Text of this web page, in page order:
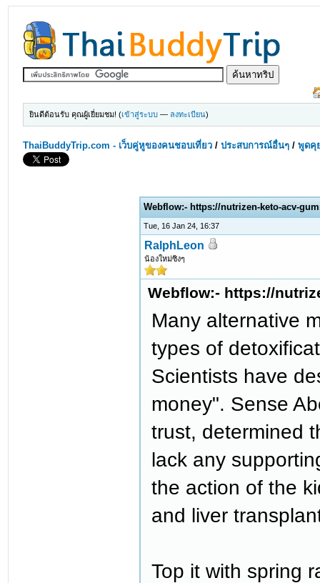
ยินดีต้อนรับ คุณผู้เยี่ยมชม! (เข้าสู่ระบบ — ลงทะเบียน)
ThaiBuddyTrip.com - เว็บคู่หูของคนชอบเที่ยว /ประสบการณ์อื่นๆ /พูดคุ
Webflow:- https://nutrizen-keto-acv-
Tue, 16 Jan 24, 16:37
RalphLeon
น้องใหม่ซิงๆ
Webflow:- https://
Many alternative
types of
Scientists have
money". Sense
trust, determined
lack any
the action of the
and liver
Top it with spring